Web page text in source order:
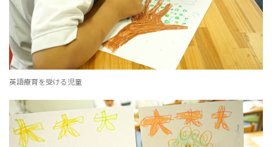
英語療育を受ける児童